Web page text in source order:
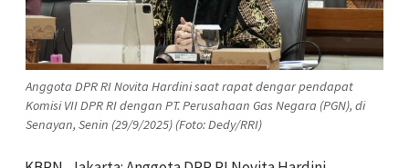
Anggota DPR RI Novita Hardini saat rapat dengar pendapat
Komisi VII DPR RI dengan PT. Perusahaan Gas Negara (PGN), di
Senayan, Senin (29/9/2025) (Foto: Dedy/RRI)